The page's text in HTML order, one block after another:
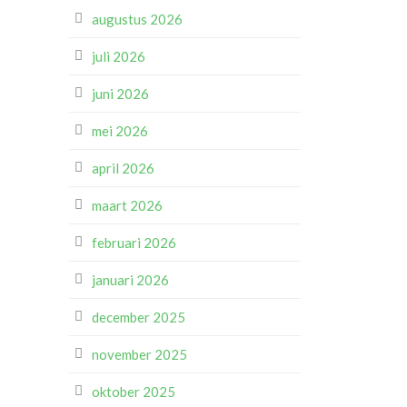
augustus 2026
juli 2026
juni 2026
mei 2026
april 2026
maart 2026
februari 2026
januari 2026
december 2025
november 2025
oktober 2025